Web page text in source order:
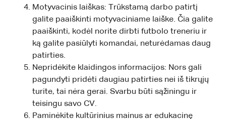
Motyvacinis laiškas: Trūkstamą darbo patirtį
galite paaiškinti motyvaciniame laiške. Čia galite
paaiškinti, kodėl norite dirbti futbolo treneriu ir
ką galite pasiūlyti komandai, neturėdamas daug
patirties.
Nepridėkite klaidingos informacijos: Nors gali
pagundyti pridėti daugiau patirties nei iš tikrųjų
turite, tai nėra gerai. Svarbu būti sąžiningu ir
teisingu savo CV.
Paminėkite kultūrinius mainus ar edukacinę